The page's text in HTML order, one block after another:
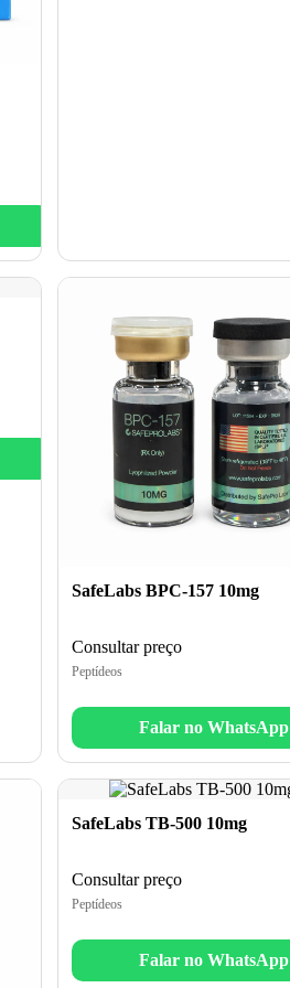
SafeLabs BPC-157 10mg
Consultar preço
Peptídeos
Falar no WhatsApp
SafeLabs TB-500 10mg
Consultar preço
Peptídeos
Falar no WhatsApp